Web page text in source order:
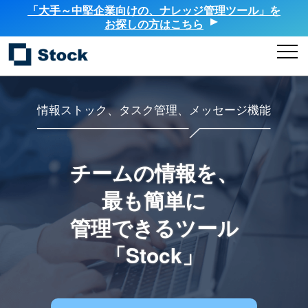
「大手～中堅企業向けの、ナレッジ管理ツール」を
お探しの方はこちら
情報ストック、タスク管理、メッセージ機能
チームの情報を、
最も簡単に
管理できるツール
「Stock」